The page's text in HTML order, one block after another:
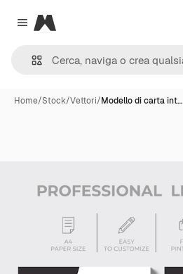
Close menu
Magnific
Home/Stock/Vettori/Modello di carta int…